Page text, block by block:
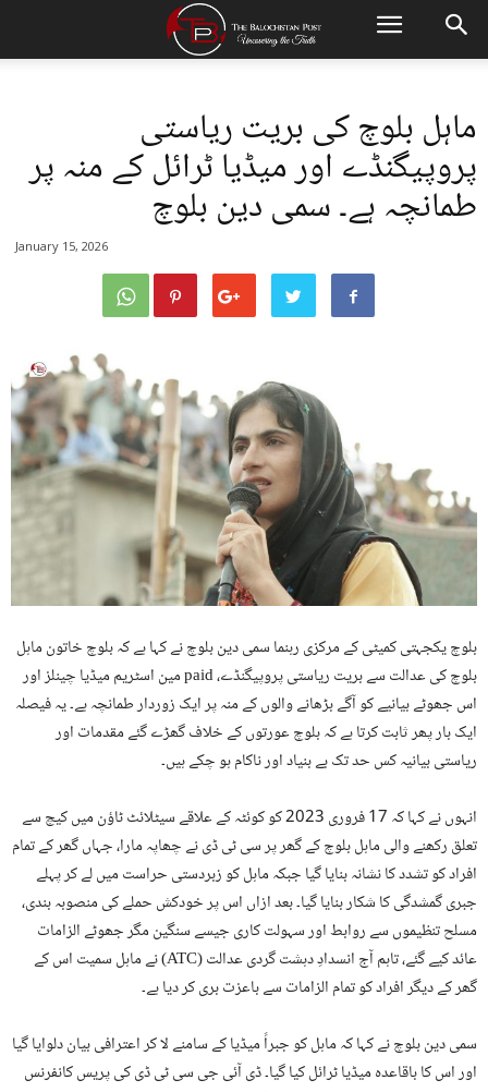
ماہل بلوچ کی بریت ریاستی
پروپیگنڈے اور میڈیا ٹرائل کے منہ پر
طمانچہ ہے۔ سمی دین بلوچ
January 15, 2026
بلوچ یکجہتی کمیٹی کے مرکزی رہنما سمی دین بلوچ نے کہا ہے کہ بلوچ خاتون ماہل
بلوچ کی عدالت سے بریت ریاستی پروپیگنڈے، paid مین اسٹریم میڈیا چینلز اور
اس جھوٹے بیانیے کو آگے بڑھانے والوں کے منہ پر ایک زوردار طمانچہ ہے۔ یہ فیصلہ
ایک بار پھر ثابت کرتا ہے کہ بلوچ عورتوں کے خلاف گھڑے گئے مقدمات اور
ریاستی بیانیہ کس حد تک بے بنیاد اور ناکام ہو چکے ہیں۔
انہوں نے کہا کہ 17 فروری 2023 کو کوئٹہ کے علاقے سیٹلائٹ ٹاؤن میں کیچ سے
تعلق رکھنے والی ماہل بلوچ کے گھر پر سی ٹی ڈی نے چھاپہ مارا، جہاں گھر کے تمام
افراد کو تشدد کا نشانہ بنایا گیا جبکہ ماہل کو زبردستی حراست میں لے کر پہلے
جبری گمشدگی کا شکار بنایا گیا۔ بعد ازاں اس پر خودکش حملے کی منصوبہ بندی،
مسلح تنظیموں سے روابط اور سہولت کاری جیسے سنگین مگر جھوٹے الزامات
عائد کیے گئے، تاہم آج انسدادِ دہشت گردی عدالت (ATC) نے ماہل سمیت اس کے
گھر کے دیگر افراد کو تمام الزامات سے باعزت بری کر دیا ہے۔
سمی دین بلوچ نے کہا کہ ماہل کو جبراً میڈیا کے سامنے لا کر اعترافی بیان دلوایا گیا
اور اس کا باقاعدہ میڈیا ٹرائل کیا گیا۔ ڈی آئی جی سی ٹی ڈی کی پریس کانفرنس